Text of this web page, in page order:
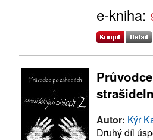
e-kniha:
Autor: Kýr
Druhý díl